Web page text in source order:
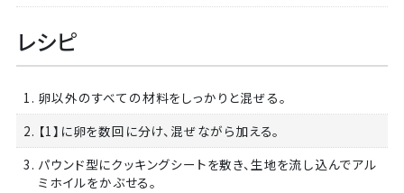
レシピ
1. 卵以外のすべての材料をしっかりと混ぜる。
2. 【1】に卵を数回に分け、混ぜながら加える。
3. パウンド型にクッキングシートを敷き、生地を流し込んでアル
ミホイルをかぶせる。